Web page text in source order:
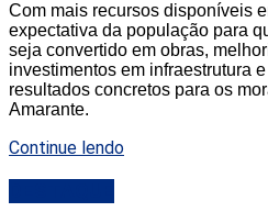
Com mais recursos disponíveis
expectativa da população para
seja convertido em obras,
investimentos em infraestrutura
resultados concretos para os
Amarante.
Continue lendo